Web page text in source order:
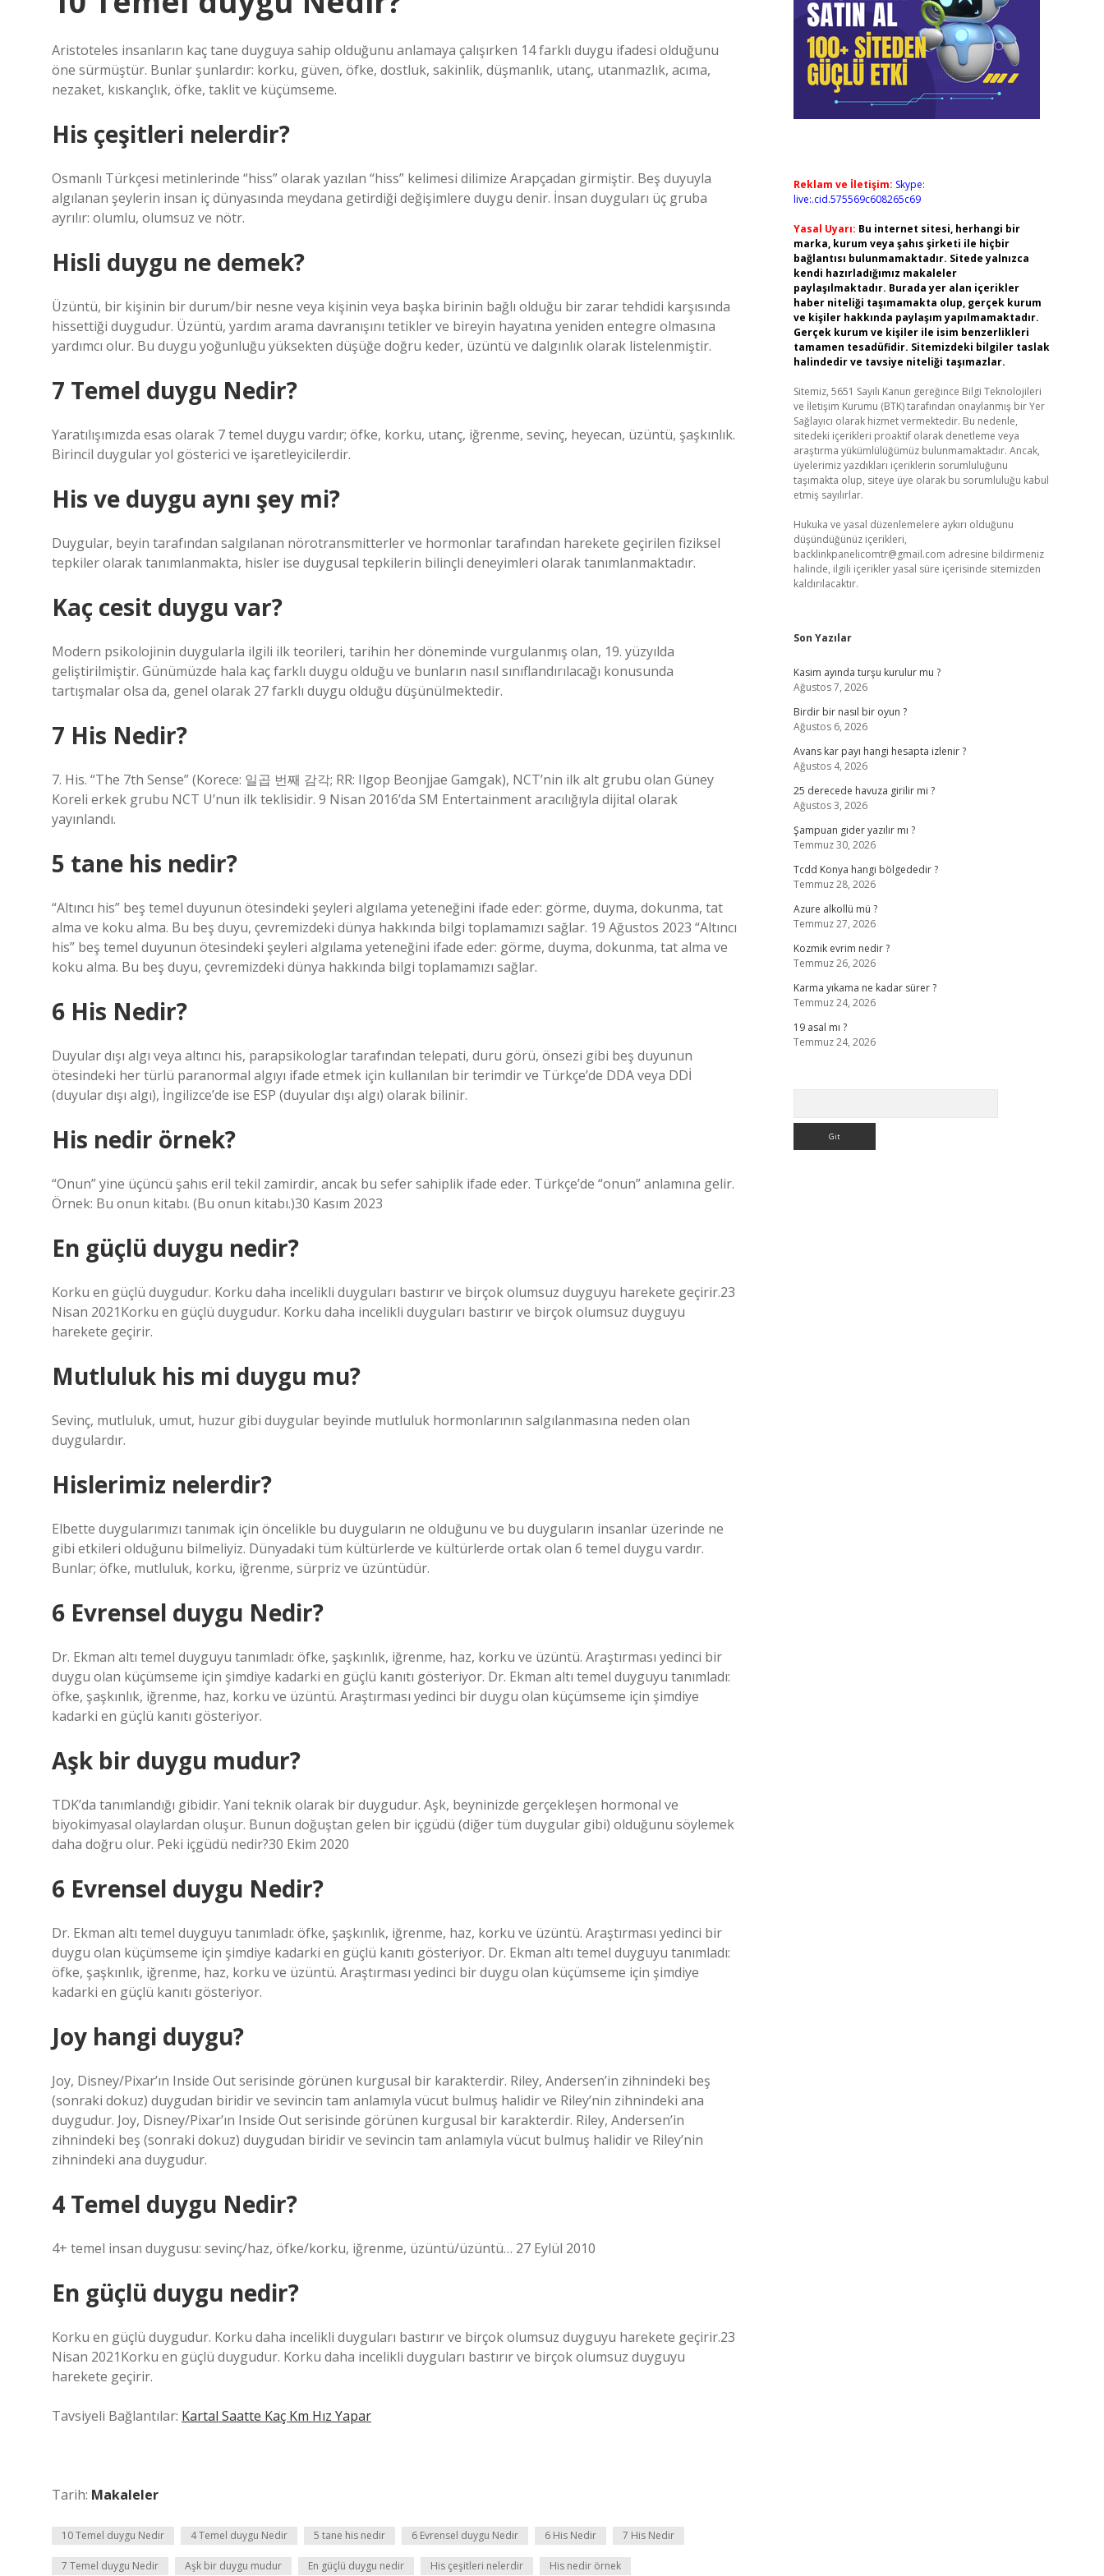
Aristoteles insanların kaç tane duyguya sahip olduğunu anlamaya çalışırken 14 farklı duygu ifadesi olduğunu
öne sürmüştür. Bunlar şunlardır: korku, güven, öfke, dostluk, sakinlik, düşmanlık, utanç, utanmazlık, acıma,
nezaket, kıskançlık, öfke, taklit ve küçümseme.
His çeşitleri nelerdir?
Osmanlı Türkçesi metinlerinde “hiss” olarak yazılan “hiss” kelimesi dilimize Arapçadan girmiştir. Beş duyuyla
algılanan şeylerin insan iç dünyasında meydana getirdiği değişimlere duygu denir. İnsan duyguları üç gruba
ayrılır: olumlu, olumsuz ve nötr.
Hisli duygu ne demek?
Üzüntü, bir kişinin bir durum/bir nesne veya kişinin veya başka birinin bağlı olduğu bir zarar tehdidi karşısında
hissettiği duygudur. Üzüntü, yardım arama davranışını tetikler ve bireyin hayatına yeniden entegre olmasına
yardımcı olur. Bu duygu yoğunluğu yüksekten düşüğe doğru keder, üzüntü ve dalgınlık olarak listelenmiştir.
7 Temel duygu Nedir?
Yaratılışımızda esas olarak 7 temel duygu vardır; öfke, korku, utanç, iğrenme, sevinç, heyecan, üzüntü, şaşkınlık.
Birincil duygular yol gösterici ve işaretleyicilerdir.
His ve duygu aynı şey mi?
Duygular, beyin tarafından salgılanan nörotransmitterler ve hormonlar tarafından harekete geçirilen fiziksel
tepkiler olarak tanımlanmakta, hisler ise duygusal tepkilerin bilinçli deneyimleri olarak tanımlanmaktadır.
Kaç cesit duygu var?
Modern psikolojinin duygularla ilgili ilk teorileri, tarihin her döneminde vurgulanmış olan, 19. yüzyılda
geliştirilmiştir. Günümüzde hala kaç farklı duygu olduğu ve bunların nasıl sınıflandırılacağı konusunda
tartışmalar olsa da, genel olarak 27 farklı duygu olduğu düşünülmektedir.
7 His Nedir?
7. His. “The 7th Sense” (Korece: 일곱 번째 감각; RR: Ilgop Beonjjae Gamgak), NCT’nin ilk alt grubu olan Güney
Koreli erkek grubu NCT U’nun ilk teklisidir. 9 Nisan 2016’da SM Entertainment aracılığıyla dijital olarak
yayınlandı.
5 tane his nedir?
“Altıncı his” beş temel duyunun ötesindeki şeyleri algılama yeteneğini ifade eder: görme, duyma, dokunma, tat
alma ve koku alma. Bu beş duyu, çevremizdeki dünya hakkında bilgi toplamamızı sağlar. 19 Ağustos 2023 “Altıncı
his” beş temel duyunun ötesindeki şeyleri algılama yeteneğini ifade eder: görme, duyma, dokunma, tat alma ve
koku alma. Bu beş duyu, çevremizdeki dünya hakkında bilgi toplamamızı sağlar.
6 His Nedir?
Duyular dışı algı veya altıncı his, parapsikologlar tarafından telepati, duru görü, önsezi gibi beş duyunun
ötesindeki her türlü paranormal algıyı ifade etmek için kullanılan bir terimdir ve Türkçe’de DDA veya DDİ
(duyular dışı algı), İngilizce’de ise ESP (duyular dışı algı) olarak bilinir.
His nedir örnek?
“Onun” yine üçüncü şahıs eril tekil zamirdir, ancak bu sefer sahiplik ifade eder. Türkçe’de “onun” anlamına gelir.
Örnek: Bu onun kitabı. (Bu onun kitabı.)30 Kasım 2023
En güçlü duygu nedir?
Korku en güçlü duygudur. Korku daha incelikli duyguları bastırır ve birçok olumsuz duyguyu harekete geçirir.23
Nisan 2021Korku en güçlü duygudur. Korku daha incelikli duyguları bastırır ve birçok olumsuz duyguyu
harekete geçirir.
Mutluluk his mi duygu mu?
Sevinç, mutluluk, umut, huzur gibi duygular beyinde mutluluk hormonlarının salgılanmasına neden olan
duygulardır.
Hislerimiz nelerdir?
Elbette duygularımızı tanımak için öncelikle bu duyguların ne olduğunu ve bu duyguların insanlar üzerinde ne
gibi etkileri olduğunu bilmeliyiz. Dünyadaki tüm kültürlerde ve kültürlerde ortak olan 6 temel duygu vardır.
Bunlar; öfke, mutluluk, korku, iğrenme, sürpriz ve üzüntüdür.
6 Evrensel duygu Nedir?
Dr. Ekman altı temel duyguyu tanımladı: öfke, şaşkınlık, iğrenme, haz, korku ve üzüntü. Araştırması yedinci bir
duygu olan küçümseme için şimdiye kadarki en güçlü kanıtı gösteriyor. Dr. Ekman altı temel duyguyu tanımladı:
öfke, şaşkınlık, iğrenme, haz, korku ve üzüntü. Araştırması yedinci bir duygu olan küçümseme için şimdiye
kadarki en güçlü kanıtı gösteriyor.
Aşk bir duygu mudur?
TDK’da tanımlandığı gibidir. Yani teknik olarak bir duygudur. Aşk, beyninizde gerçekleşen hormonal ve
biyokimyasal olaylardan oluşur. Bunun doğuştan gelen bir içgüdü (diğer tüm duygular gibi) olduğunu söylemek
daha doğru olur. Peki içgüdü nedir?30 Ekim 2020
6 Evrensel duygu Nedir?
Dr. Ekman altı temel duyguyu tanımladı: öfke, şaşkınlık, iğrenme, haz, korku ve üzüntü. Araştırması yedinci bir
duygu olan küçümseme için şimdiye kadarki en güçlü kanıtı gösteriyor. Dr. Ekman altı temel duyguyu tanımladı:
öfke, şaşkınlık, iğrenme, haz, korku ve üzüntü. Araştırması yedinci bir duygu olan küçümseme için şimdiye
kadarki en güçlü kanıtı gösteriyor.
Joy hangi duygu?
Joy, Disney/Pixar’ın Inside Out serisinde görünen kurgusal bir karakterdir. Riley, Andersen’in zihnindeki beş
(sonraki dokuz) duygudan biridir ve sevincin tam anlamıyla vücut bulmuş halidir ve Riley’nin zihnindeki ana
duygudur. Joy, Disney/Pixar’ın Inside Out serisinde görünen kurgusal bir karakterdir. Riley, Andersen’in
zihnindeki beş (sonraki dokuz) duygudan biridir ve sevincin tam anlamıyla vücut bulmuş halidir ve Riley’nin
zihnindeki ana duygudur.
4 Temel duygu Nedir?
4+ temel insan duygusu: sevinç/haz, öfke/korku, iğrenme, üzüntü/üzüntü… 27 Eylül 2010
En güçlü duygu nedir?
Korku en güçlü duygudur. Korku daha incelikli duyguları bastırır ve birçok olumsuz duyguyu harekete geçirir.23
Nisan 2021Korku en güçlü duygudur. Korku daha incelikli duyguları bastırır ve birçok olumsuz duyguyu
harekete geçirir.
Tavsiyeli Bağlantılar: Kartal Saatte Kaç Km Hız Yapar
Tarih: Makaleler
10 Temel duygu Nedir 4 Temel duygu Nedir 5 tane his nedir 6 Evrensel duygu Nedir 6 His Nedir 7 His Nedir
7 Temel duygu Nedir Aşk bir duygu mudur En güçlü duygu nedir His çeşitleri nelerdir His nedir örnek
Reklam ve İletişim: Skype:
live:.cid.575569c608265c69
Yasal Uyarı: Bu internet sitesi, herhangi bir
marka, kurum veya şahıs şirketi ile hiçbir
bağlantısı bulunmamaktadır. Sitede yalnızca
kendi hazırladığımız makaleler
paylaşılmaktadır. Burada yer alan içerikler
haber niteliği taşımamakta olup, gerçek kurum
ve kişiler hakkında paylaşım yapılmamaktadır.
Gerçek kurum ve kişiler ile isim benzerlikleri
tamamen tesadüfidir. Sitemizdeki bilgiler taslak
halindedir ve tavsiye niteliği taşımazlar.
Sitemiz, 5651 Sayılı Kanun gereğince Bilgi Teknolojileri
ve İletişim Kurumu (BTK) tarafından onaylanmış bir Yer
Sağlayıcı olarak hizmet vermektedir. Bu nedenle,
sitedeki içerikleri proaktif olarak denetleme veya
araştırma yükümlülüğümüz bulunmamaktadır. Ancak,
üyelerimiz yazdıkları içeriklerin sorumluluğunu
taşımakta olup, siteye üye olarak bu sorumluluğu kabul
etmiş sayılırlar.
Hukuka ve yasal düzenlemelere aykırı olduğunu
düşündüğünüz içerikleri,
backlinkpanelicomtr@gmail.com adresine bildirmeniz
halinde, ilgili içerikler yasal süre içerisinde sitemizden
kaldırılacaktır.
Son Yazılar
Kasim ayında turşu kurulur mu ?
Ağustos 7, 2026
Birdir bir nasıl bir oyun ?
Ağustos 6, 2026
Avans kar payı hangi hesapta izlenir ?
Ağustos 4, 2026
25 derecede havuza girilir mi ?
Ağustos 3, 2026
Şampuan gider yazılır mı ?
Temmuz 30, 2026
Tcdd Konya hangi bölgededir ?
Temmuz 28, 2026
Azure alkollü mü ?
Temmuz 27, 2026
Kozmik evrim nedir ?
Temmuz 26, 2026
Karma yıkama ne kadar sürer ?
Temmuz 24, 2026
19 asal mı ?
Temmuz 24, 2026